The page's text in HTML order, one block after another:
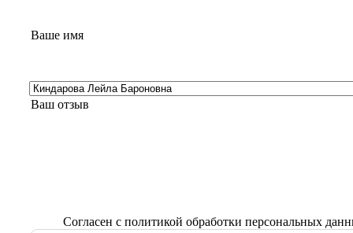
Согласен с политикой обработки персональных